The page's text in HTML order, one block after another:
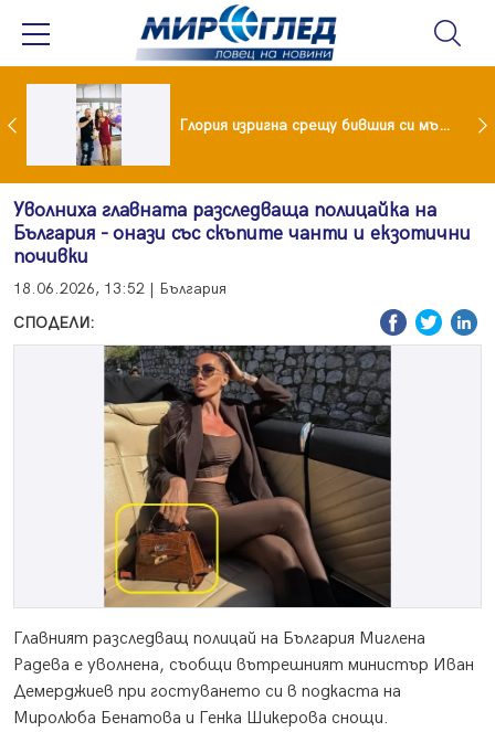
Мария и майка си построиха къща от 8000 стъклени бутилки Глория изригна срещу бившия си мъж: Беше със 120-килограмова жена! Искаше бърза печалба...
Уволниха главната разследваща полицайка на
България - онази със скъпите чанти и екзотични
почивки
18.06.2026, 13:52 | България
СПОДЕЛИ:
Главният разследващ полицай на България Миглена
Радева е уволнена, съобщи вътрешният министър Иван
Демерджиев при гостуването си в подкаста на
Миролюба Бенатова и Генка Шикерова снощи.